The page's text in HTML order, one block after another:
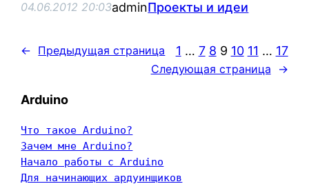
04.06.2012 20:03adminПроекты и идеи
← Предыдущая страница 1 … 7 8 9 10 11 … 17
Следующая страница →
Arduino
Что такое Arduino?
Зачем мне Arduino?
Начало работы с Arduino
Для начинающих ардуинщиков